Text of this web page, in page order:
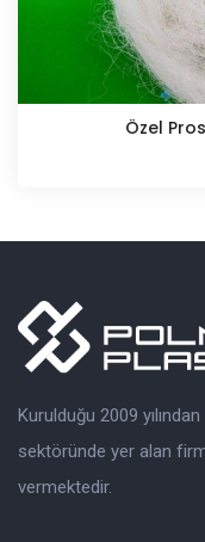
Özel
Kurulduğu 2009
sektöründe yer alan
vermektedir.